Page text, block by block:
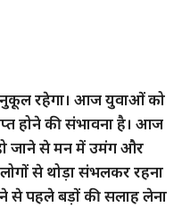
रहेगा। आज युवाओं को
होने की संभावना है। आज
जाने से मन में उमंग और
से थोड़ा संभलकर रहना
से पहले बड़ों की सलाह लेना